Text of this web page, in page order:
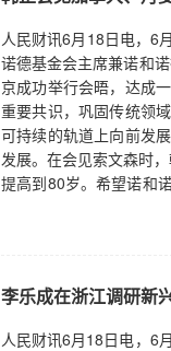
人民财讯6月18日电，6
诺德基金会主席兼诺和
京成功举行会晤，达成
重要共识，巩固传统领
可持续的轨道上向前发
发展。在会见索文森时
提高到80岁。希望诺和
李乐成在浙江调研新
人民财讯6月18日电，6